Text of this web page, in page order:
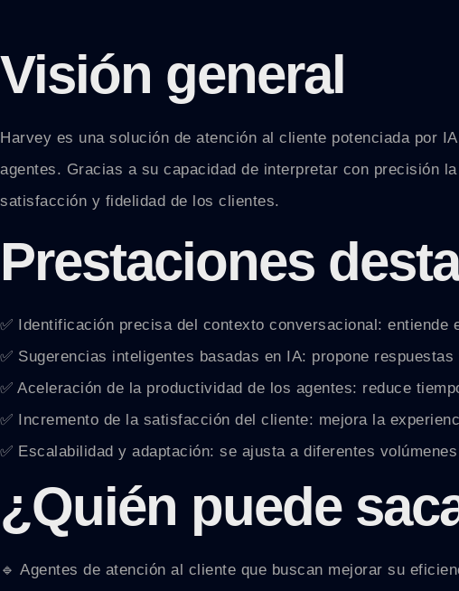
Visión general
Harvey es una solución de atención al cliente potenciada por
agentes. Gracias a su capacidad de interpretar con precisión
satisfacción y fidelidad de los clientes.
Prestaciones
✅ Identificación precisa del contexto conversacional:
✅ Sugerencias inteligentes basadas en IA: propone
✅ Aceleración de la productividad de los agentes: reduce
✅ Incremento de la satisfacción del cliente: mejora la
✅ Escalabilidad y adaptación: se ajusta a diferentes
¿Quién puede
🔹 Agentes de atención al cliente que buscan mejorar su